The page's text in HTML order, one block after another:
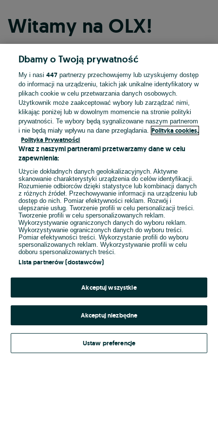
Witamy na OLX!
Kontynuuj przez Facebooka
Kontynuuj przez konto Apple
Kontynuuj przez konto Google
LUB
E-mail
Hasło
Kontynuując za pośrednictwem jednego z dostawców wskazanych powyżej,
Regulamin serwisu OLX.pl w jego aktualnym brzmieniu.
Dbamy o Twoją prywatność
My i nasi447 partnerzy przechowujemy lub uzyskujemy dostęp
do informacji na urządzeniu, takich jak unikalne identyfikatory w
plikach cookie w celu przetwarzania danych osobowych.
Użytkownik może zaakceptować wybory lub zarządzać nimi,
klikając poniżej lub w dowolnym momencie na stronie polityki
prywatności. Te wybory będą sygnalizowane naszym partnerom
i nie będą miały wpływu na dane przeglądania.
Polityka cookies,
Polityka Prywatności
Wraz z naszymi partnerami przetwarzamy dane w celu
zapewnienia:
Użycie dokładnych danych geolokalizacyjnych. Aktywne
skanowanie charakterystyki urządzenia do celów identyfikacji.
Rozumienie odbiorców dzięki statystyce lub kombinacji danych
z różnych źródeł. Przechowywanie informacji na urządzeniu lub
dostęp do nich. Pomiar efektywności reklam. Rozwój i
ulepszanie usług. Tworzenie profili w celu personalizacji treści.
Tworzenie profili w celu spersonalizowanych reklam.
Wykorzystywanie ograniczonych danych do wyboru reklam.
Wykorzystywanie ograniczonych danych do wyboru treści.
Pomiar efektywności treści. Wykorzystanie profili do wyboru
spersonalizowanych reklam. Wykorzystywanie profili w celu
doboru spersonalizowanych treści.
Lista partnerów (dostawców)
Akceptuj wszystkie
Akceptuj niezbędne
Ustaw preferencje